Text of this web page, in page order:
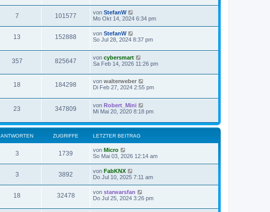
7 101577 von StefanW
Mo Okt 14, 2024 6:34 pm
13 152888 von StefanW
So Jul 28, 2024 8:37 pm
357 825647 von cybersmart
Sa Feb 14, 2026 11:26 pm
18 184298 von walterweber
Di Feb 27, 2024 2:55 pm
23 347809 von Robert_Mini
Mi Mai 20, 2020 8:18 pm
ANTWORTEN ZUGRIFFE LETZTER BEITRAG
3 1739 von Micro
So Mai 03, 2026 12:14 am
3 3892 von FabKNX
Do Jul 10, 2025 7:11 am
18 32478 von starwarsfan
Do Jul 25, 2024 3:26 pm